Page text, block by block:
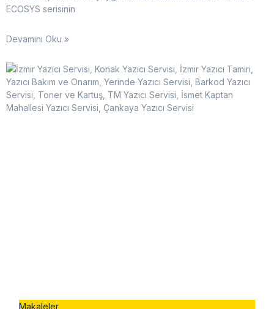
ECOSYS serisinin
Devamını Oku »
Makaleler